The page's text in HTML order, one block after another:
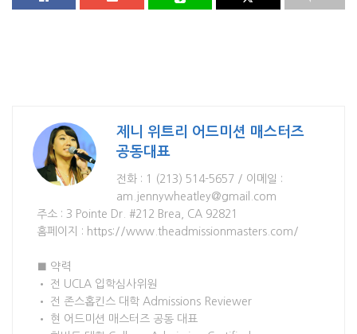
제니 위트리 어드미션 매스터즈
공동대표
전화 : 1 (213) 514-5657 / 이메일 :
am.jennywheatley@gmail.com
주소 : 3 Pointe Dr. #212 Brea, CA 92821
홈페이지 : https://www.theadmissionmasters.com/
■ 약력
• 전 UCLA 입학심사위원
• 전 존스홉킨스 대학 Admissions Reviewer
• 현 어드미션 매스터즈 공동 대표